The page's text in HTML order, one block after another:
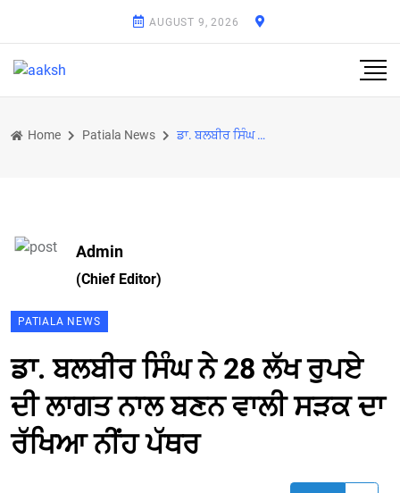
AUGUST 9, 2026
Home Patiala News ਡਾ. ਬਲਬੀਰ ਸਿੰਘ ਨੇ 28 ਲੱਖ ਰੁਪਏ ਦੀ ਲਾਗਤ ਨਾਲ ਬਣਨ ਵਾਲੀ ਸੜਕ ਦਾ ਰੱਖਿਆ ਨੀਂਹ ਪੱਥਰ
Admin
(Chief Editor)
PATIALA NEWS
ਡਾ. ਬਲਬੀਰ ਸਿੰਘ ਨੇ 28 ਲੱਖ ਰੁਪਏ
ਦੀ ਲਾਗਤ ਨਾਲ ਬਣਨ ਵਾਲੀ ਸੜਕ ਦਾ
ਰੱਖਿਆ ਨੀਂਹ ਪੱਥਰ